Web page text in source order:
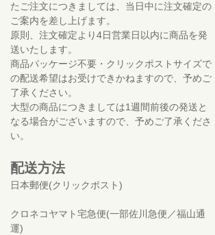
たご注文につきましては、当日中に注文確定の
ご案内を差し上げます。
原則、注文確定より4日営業日以内に商品を発
送いたします。
商品パッケージ不要・クリックポストサイズで
の配送希望はお受けできかねますので、予めご
了承ください。
大型の商品につきましては1週間前後の発送と
なる場合がございますので、予めご了承くださ
い。
配送方法
日本郵便(クリックポスト)
クロネコヤマト宅急便(一部佐川急便／福山通
運)